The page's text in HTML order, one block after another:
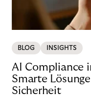
BLOG INSIGHTS
AI Compliance
Smarte
Sicherheit